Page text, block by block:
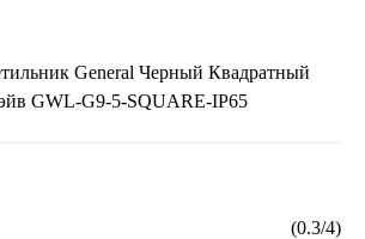
General Черный Квадратный
GWL-G9-5-SQUARE-IP65
(0.3/4)